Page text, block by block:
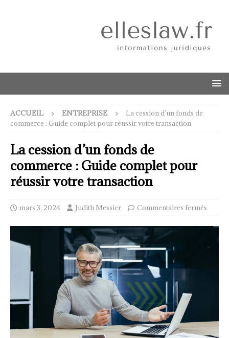
ACCUEIL ENTREPRISE
La cession d’un fonds de
commerce : Guide complet pour réussir votre transaction
La cession d’un fonds de
commerce : Guide complet pour
réussir votre transaction
mars 3, 2024 Judith Messier Commentaires fermés